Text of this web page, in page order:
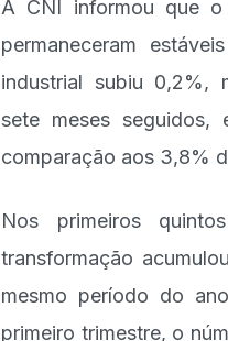
A CNI informou que o
permaneceram
industrial subiu 0,2%,
sete meses seguidos,
comparação aos 3,8%
Nos primeiros
transformação
mesmo período do
primeiro trimestre, o